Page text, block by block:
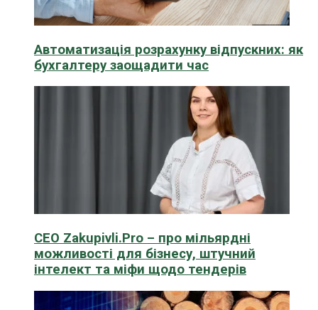
Автоматизація розрахунку відпускних: як
бухгалтеру заощадити час
CEO Zakupivli.Pro – про мільярдні
можливості для бізнесу, штучний
інтелект та міфи щодо тендерів